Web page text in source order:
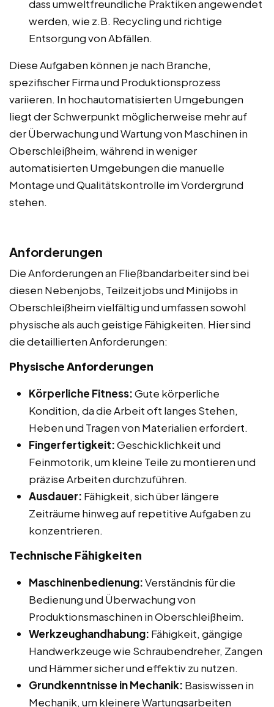
dass umweltfreundliche Praktiken angewendet
werden, wie z.B. Recycling und richtige
Entsorgung von Abfällen.
Diese Aufgaben können je nach Branche,
spezifischer Firma und Produktionsprozess
variieren. In hochautomatisierten Umgebungen
liegt der Schwerpunkt möglicherweise mehr auf
der Überwachung und Wartung von Maschinen in
Oberschleißheim, während in weniger
automatisierten Umgebungen die manuelle
Montage und Qualitätskontrolle im Vordergrund
stehen.
Anforderungen
Die Anforderungen an Fließbandarbeiter sind bei
diesen Nebenjobs, Teilzeitjobs und Minijobs in
Oberschleißheim vielfältig und umfassen sowohl
physische als auch geistige Fähigkeiten. Hier sind
die detaillierten Anforderungen:
Physische Anforderungen
Körperliche Fitness:Gute körperliche
Kondition, da die Arbeit oft langes Stehen,
Heben und Tragen von Materialien erfordert.
Fingerfertigkeit:Geschicklichkeit und
Feinmotorik, um kleine Teile zu montieren und
präzise Arbeiten durchzuführen.
Ausdauer: Fähigkeit, sich über längere
Zeiträume hinweg auf repetitive Aufgaben zu
konzentrieren.
Technische Fähigkeiten
Maschinenbedienung:Verständnis für die
Bedienung und Überwachung von
Produktionsmaschinen in Oberschleißheim.
Werkzeughandhabung: Fähigkeit, gängige
Handwerkzeuge wie Schraubendreher, Zangen
und Hämmer sicher und effektiv zu nutzen.
Grundkenntnisse in Mechanik: Basiswissen in
Mechanik, um kleinere Wartungsarbeiten